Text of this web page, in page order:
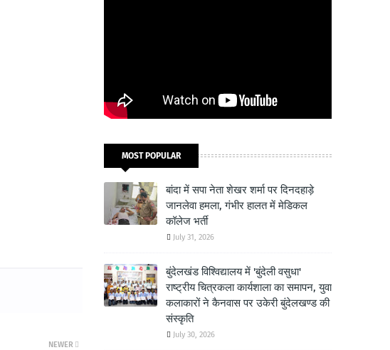
NEWER
MOST POPULAR
बांदा में सपा नेता शेखर शर्मा पर दिनदहाड़े
जानलेवा हमला, गंभीर हालत में मेडिकल
कॉलेज भर्ती
July 31, 2026
बुंदेलखंड विश्विद्यालय में 'बुंदेली वसुधा'
राष्ट्रीय चित्रकला कार्यशाला का समापन, युवा
कलाकारों ने कैनवास पर उकेरी बुंदेलखण्ड की
संस्कृति
July 30, 2026